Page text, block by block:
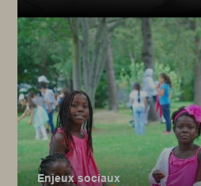
Enjeux sociaux